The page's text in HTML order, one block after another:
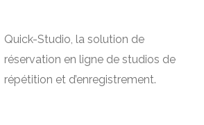
Quick-Studio, la solution de
réservation en ligne de studios de
répétition et d’enregistrement.